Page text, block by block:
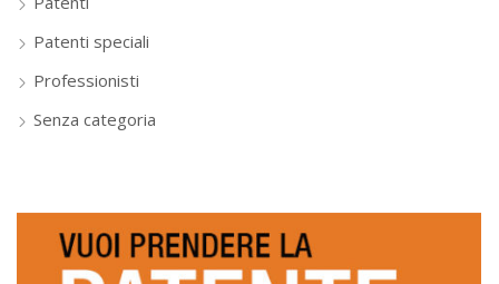
Patenti speciali
Professionisti
Senza categoria